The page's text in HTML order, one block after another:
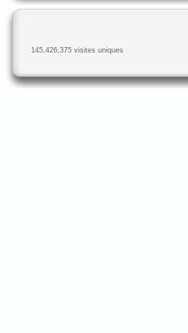
145,426,375 visites uniques